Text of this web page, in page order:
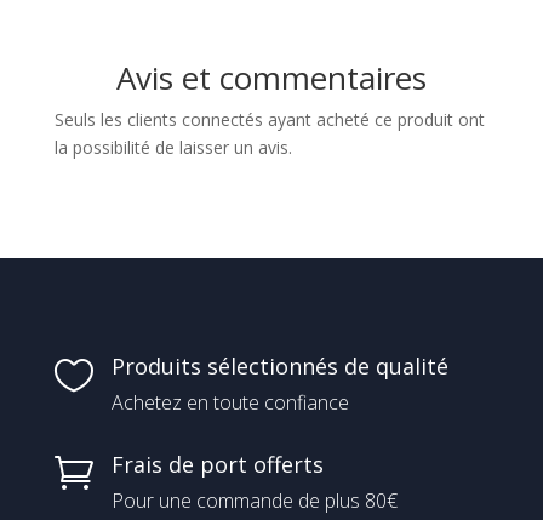
Avis et commentaires
Seuls les clients connectés ayant acheté ce produit ont
la possibilité de laisser un avis.
 Produits sélectionnés de qualité
Achetez en toute confiance
 Frais de port offerts
Pour une commande de plus 80€